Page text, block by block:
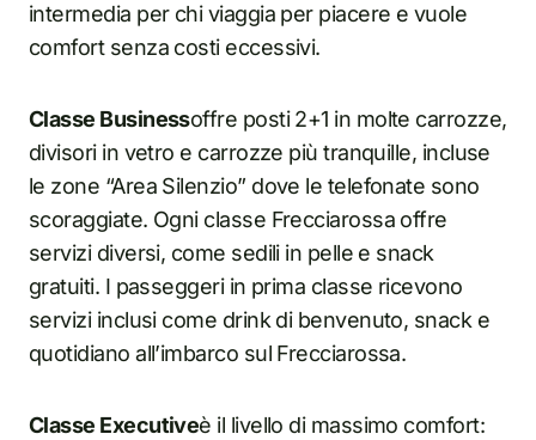
intermedia per chi viaggia per piacere e vuole
comfort senza costi eccessivi.
Classe Businessoffre posti 2+1 in molte carrozze,
divisori in vetro e carrozze più tranquille, incluse
le zone “Area Silenzio” dove le telefonate sono
scoraggiate. Ogni classe Frecciarossa offre
servizi diversi, come sedili in pelle e snack
gratuiti. I passeggeri in prima classe ricevono
servizi inclusi come drink di benvenuto, snack e
quotidiano all’imbarco sul Frecciarossa.
Classe Executiveè il livello di massimo comfort: